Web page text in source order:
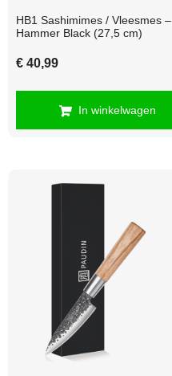
HB1 Sashimimes / Vleesmes –
Hammer Black (27,5 cm)
€ 40,99
In winkelwagen